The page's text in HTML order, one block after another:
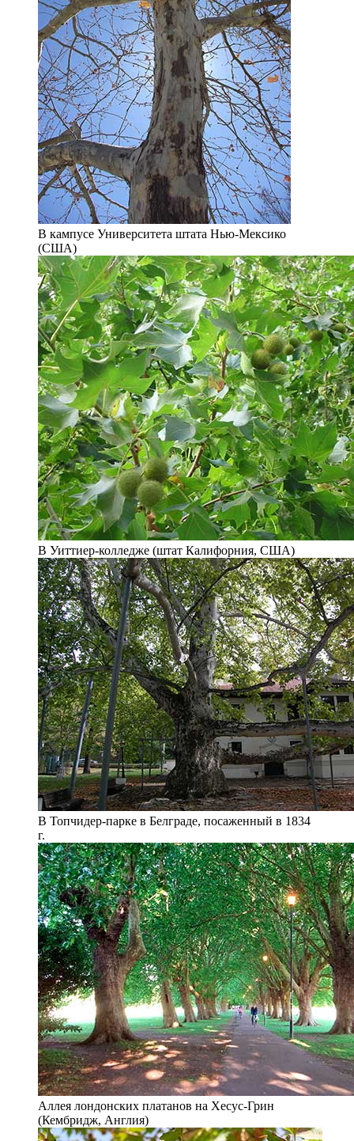
В кампусе Университета штата Нью-Мексико
(США)
В Уиттиер-колледже (штат Калифорния, США)
В Топчидер-парке в Белграде, посаженный в 1834
г.
Аллея лондонских платанов на Хесус-Грин
(Кембридж, Англия)